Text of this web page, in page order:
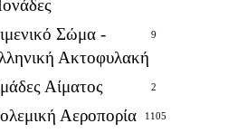
Σώμα -
Ακτοφυλακή
9
Αίματος 2
Αεροπορία 1105